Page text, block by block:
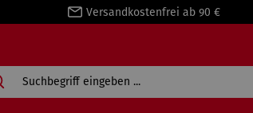
Versandkostenfrei ab 90 €